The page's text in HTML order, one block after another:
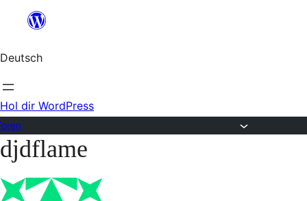
springen
Deutsch
Hol dir WordPress
Zum
Inhalt
springen
djdflame